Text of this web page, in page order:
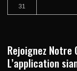
31
Rejoignez Notre
L’application